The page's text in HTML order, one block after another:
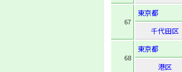
67
東京都
千代田区
68
東京都
港区